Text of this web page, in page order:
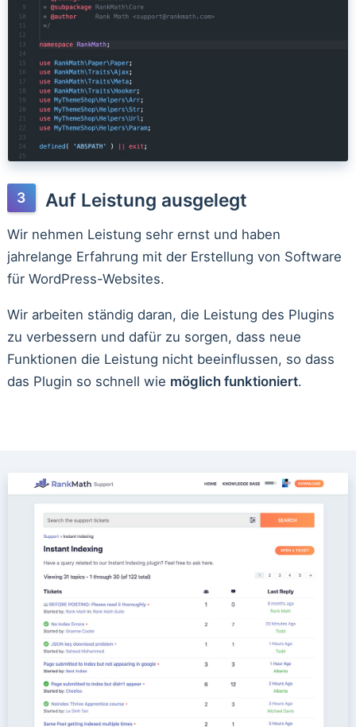
Auf Leistung ausgelegt
Wir nehmen Leistung sehr ernst und haben
jahrelange Erfahrung mit der Erstellung von Software
für WordPress-Websites.
Wir arbeiten ständig daran, die Leistung des Plugins
zu verbessern und dafür zu sorgen, dass neue
Funktionen die Leistung nicht beeinflussen, so dass
das Plugin so schnell wie möglich funktioniert.